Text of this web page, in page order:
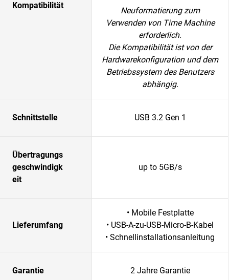
Kompatibilität
Neuformatierung zum
Verwenden von Time Machine
erforderlich.
Die Kompatibilität ist von der
Hardwarekonfiguration und dem
Betriebssystem des Benutzers
abhängig.
Schnittstelle USB 3.2 Gen 1
Übertragungs
geschwindigk
eit
up to 5GB/s
Lieferumfang
• Mobile Festplatte
• USB-A-zu-USB-Micro-B-Kabel
• Schnellinstallationsanleitung
Garantie 2 Jahre Garantie